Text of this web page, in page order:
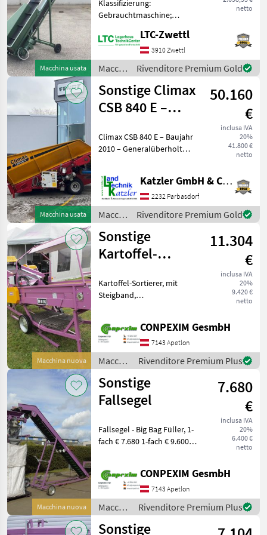
CATEGORIA
Sonstige
Sorpac
KMK
Bijlsma Hercules
MARKETPLACE
Marketplace
Offerte dei
rivenditori
Annunci
Macchina usata
netto
Klassifizierung:
Gebrauchtmaschine;
026-02; Weitere
Maschinenmerkmale:
Steigfördermand 3m E-
Motor Macchinari per
tubero Tecnologia
LTC-Zwettl
3910 Zwettl
Macchinari
per
tubero
/
Sonstige
Rivenditore Premium Gold
Macchina usata
Sonstige Climax
CSB 840 E –
50.160
€
inclusa IVA
20%
41.800 €
netto
Climax CSB 840 E – Baujahr
2010 – Generalüberholt
generalüberholter Climax
CSB 840 E aus Baujahr 2010.
Alle wichtigen Verschlei
Katzler GmbH & Co.KG.
2232 Parbasdorf
Macchinari
per
tubero
/
Sonstige
Rivenditore Premium Gold
Macchina nuova
Sonstige
Kartoffel-
11.304
€
inclusa IVA
20%
9.420 €
netto
Kartoffel-Sortierer, mit
Steigband,
Steigband für Untergrößen
Leistung: etwa 4 t/h, Preis: €
11.304 incl. Mwst Macc
CONPEXIM GesmbH
7143 Apetlon
Macchinari
per
tubero
/
Sonstige
Rivenditore Premium Plus
Macchina nuova
Sonstige
Fallsegel
7.680
€
inclusa IVA
20%
6.400 €
netto
Fallsegel - Big Bag Füller, 1-
fach € 7.680 1-fach € 9.600
Preise: incl. Mwst Macchinari
per tube
CONPEXIM GesmbH
7143 Apetlon
Macchinari
per
tubero
Rivenditore Premium Plus
Sonstige